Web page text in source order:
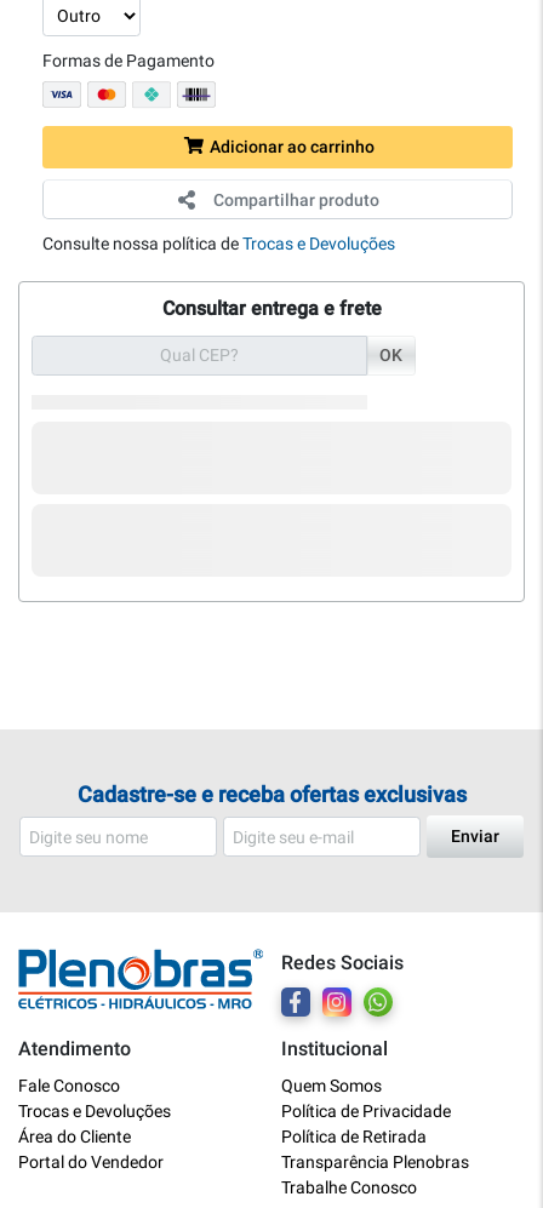
Formas de Pagamento
Adicionar ao carrinho
Compartilhar produto
Consulte nossa política deTrocas e Devoluções
Consultar entrega e frete
OK
Cadastre-se e receba ofertas exclusivas
Enviar
Redes Sociais
Atendimento
Fale Conosco
Trocas e Devoluções
Área do Cliente
Portal do Vendedor
Institucional
Quem Somos
Política de Privacidade
Política de Retirada
Transparência Plenobras
Trabalhe Conosco
Online
Bem vindo a Plenobras! Aqui você
encontra toda a linha de materiais